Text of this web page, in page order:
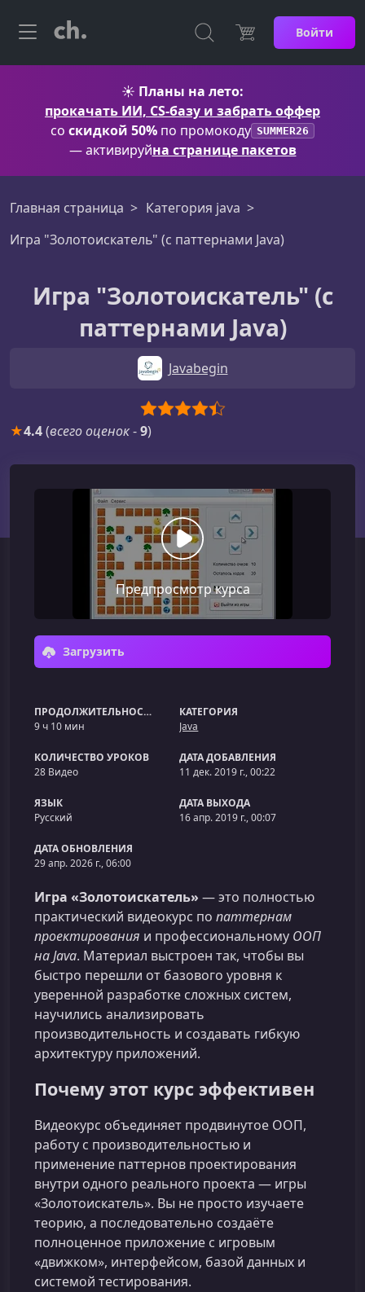
Войти
☀️ Планы на лето:
прокачать ИИ, CS-базу и забрать оффер
со скидкой 50% по промокоду SUMMER26
— активируйна странице пакетов
Главная страница
Категория java
Игра "Золотоискатель" (с паттернами Java)
Игра "Золотоискатель" (с
паттернами Java)
Javabegin
★4.4(всего оценок-9)
Предпросмотр курса
Загрузить
ПРОДОЛЖИТЕЛЬНОСТЬ
9 ч 10 мин
КАТЕГОРИЯ
Java
КОЛИЧЕСТВО УРОКОВ
28 Видео
ДАТА ДОБАВЛЕНИЯ
11 дек. 2019 г., 00:22
ЯЗЫК
Русский
ДАТА ВЫХОДА
16 апр. 2019 г., 00:07
ДАТА ОБНОВЛЕНИЯ
29 апр. 2026 г., 06:00
Игра «Золотоискатель» — это полностью
практический видеокурс по паттернам
проектирования и профессиональному ООП
на Java. Материал выстроен так, чтобы вы
быстро перешли от базового уровня к
уверенной разработке сложных систем,
научились анализировать
производительность и создавать гибкую
архитектуру приложений.
Почему этот курс эффективен
Видеокурс объединяет продвинутое ООП,
работу с производительностью и
применение паттернов проектирования
внутри одного реального проекта — игры
«Золотоискатель». Вы не просто изучаете
теорию, а последовательно создаёте
полноценное приложение с игровым
«движком», интерфейсом, базой данных и
системой тестирования.